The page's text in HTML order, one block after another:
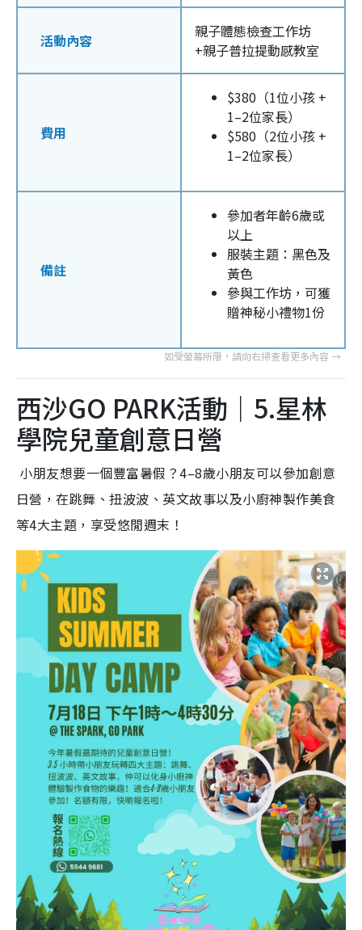
活動內容
親子體態檢查工作坊
+親子普拉提動感教室
費用
$380（1位小孩 +
1–2位家長）
$580（2位小孩 +
1–2位家長）
備註
參加者年齡6歲或
以上
服裝主題：黑色及
黃色
參與工作坊，可獲
贈神秘小禮物1份
西沙GO PARK活動｜5.星林
學院兒童創意日營
小朋友想要一個豐富暑假？4–8歲小朋友可以參加創意
日營，在跳舞、扭波波、英文故事以及小廚神製作美食
等4大主題，享受悠閒週末！